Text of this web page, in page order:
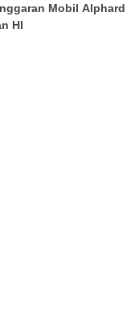
Mobil Alphard
HI